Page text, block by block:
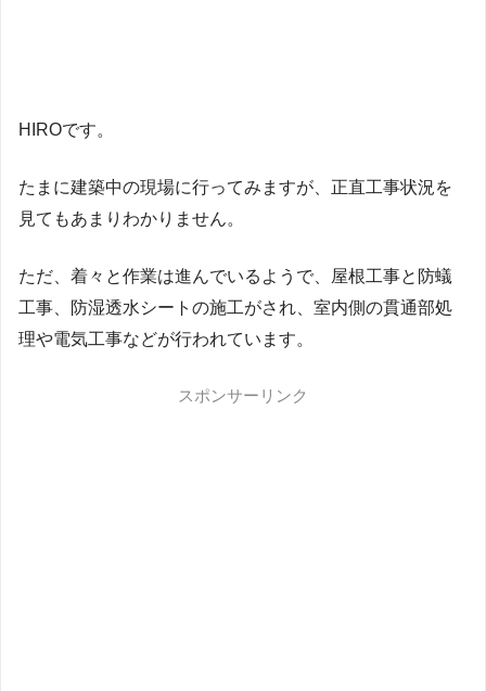
HIROです。
たまに建築中の現場に行ってみますが、正直工事状況を
見てもあまりわかりません。
ただ、着々と作業は進んでいるようで、屋根工事と防蟻
工事、防湿透水シートの施工がされ、室内側の貫通部処
理や電気工事などが行われています。
スポンサーリンク